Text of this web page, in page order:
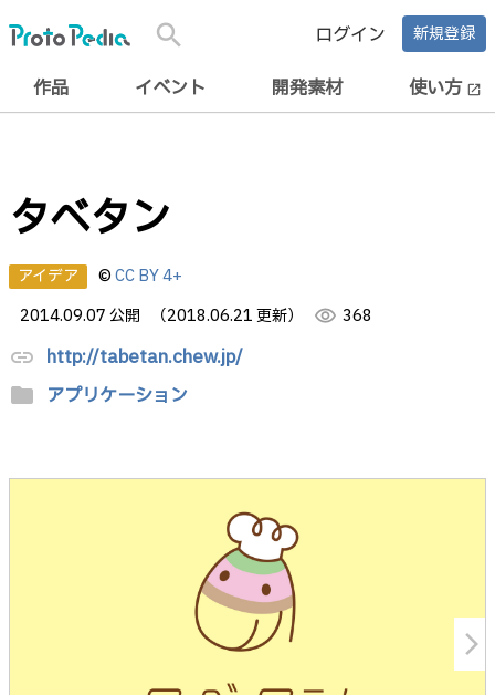
search ログイン 新規登録
作品 イベント 開発素材 使い方 open_in_new
タベタン
アイデア ©CC BY 4+
2014.09.07 公開
（2018.06.21 更新） visibility 368
link http://tabetan.chew.jp/
folder アプリケーション
arrow_forward_ios